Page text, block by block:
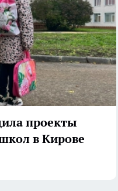
проекты
в Кирове